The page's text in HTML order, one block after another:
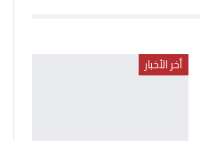
أخر الأخبار